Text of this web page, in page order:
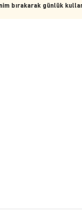
bırakarak günlük